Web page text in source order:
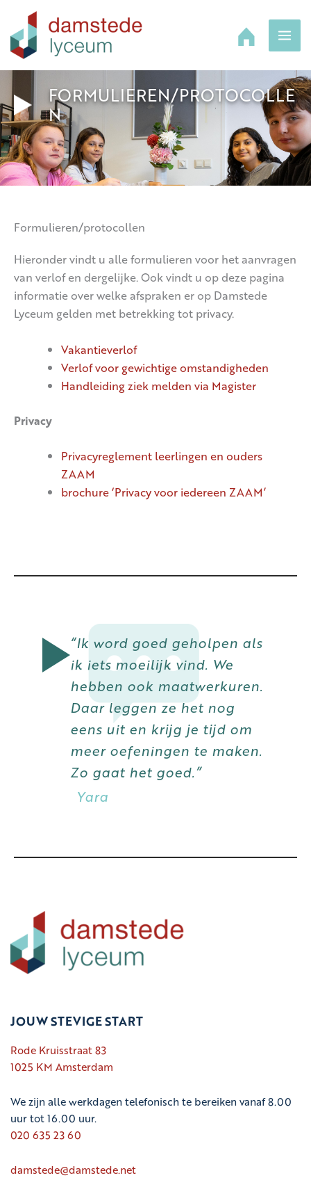
naar
inhoud
FORMULIEREN/PROTOCOLLE
N
Formulieren/protocollen
Hieronder vindt u alle formulieren voor het aanvragen
van verlof en dergelijke. Ook vindt u op deze pagina
informatie over welke afspraken er op Damstede
Lyceum gelden met betrekking tot privacy.
Vakantieverlof
Verlof voor gewichtige omstandigheden
Handleiding ziek melden via Magister
Privacy
Privacyreglement leerlingen en ouders
ZAAM
brochure ‘Privacy voor iedereen ZAAM’
“Ik word goed geholpen als
ik iets moeilijk vind. We
hebben ook maatwerkuren.
Daar leggen ze het nog
eens uit en krijg je tijd om
meer oefeningen te maken.
Zo gaat het goed.”
Yara
JOUW STEVIGE START
Rode Kruisstraat 83
1025 KM Amsterdam
We zijn alle werkdagen telefonisch te bereiken vanaf 8.00
uur tot 16.00 uur.
020 635 23 60
damstede@damstede.net